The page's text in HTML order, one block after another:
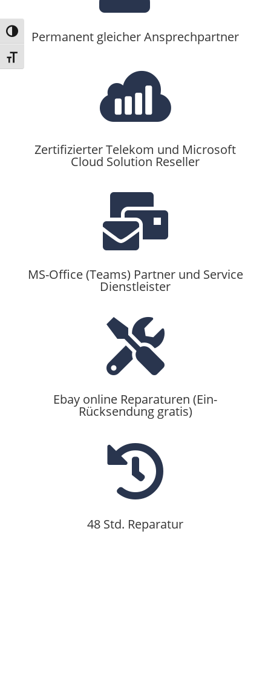
Umschalten auf hohe Kontraste
Schrift vergrößern
Permanent gleicher Ansprechpartner

Zertifizierter Telekom und Microsoft
Cloud Solution Reseller

MS-Office (Teams) Partner und Service
Dienstleister

Ebay online Reparaturen (Ein-
Rücksendung gratis)

48 Std. Reparatur